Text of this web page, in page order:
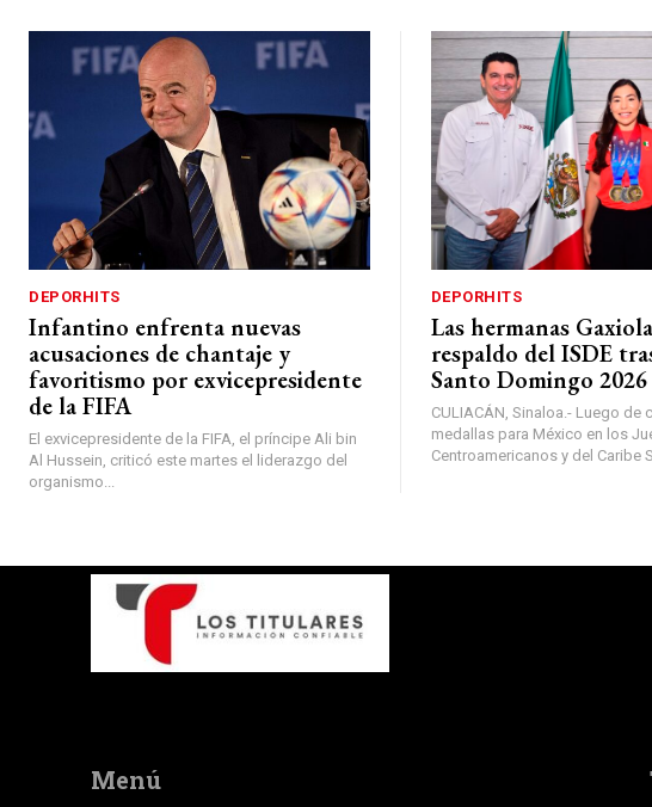
DEPORHITS
Infantino enfrenta nuevas
acusaciones de chantaje y
favoritismo por exvicepresidente
de la FIFA
El exvicepresidente de la FIFA, el príncipe Ali bin
Al Hussein, criticó este martes el liderazgo del
organismo...
DEPORHITS
Las hermanas
respaldo del ISDE
Santo Domingo 2026
CULIACÁN, Sinaloa.- Luego de
medallas para México en los
Centroamericanos y del Caribe
Menú